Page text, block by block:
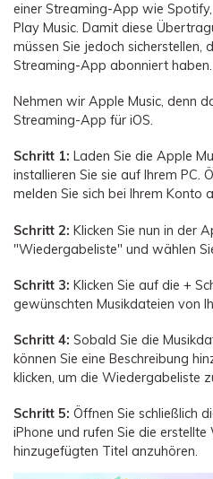
einer Streaming-App wie
Play Music. Damit diese
müssen Sie jedoch sicherstellen,
Streaming-App abonniert haben.
Nehmen wir Apple Music, denn
Streaming-App für iOS.
Schritt 1: Laden Sie die Apple
installieren Sie sie auf Ihrem PC.
melden Sie sich bei Ihrem Konto
Schritt 2: Klicken Sie nun in der
"Wiedergabeliste" und wählen
Schritt 3: Klicken Sie auf die +
gewünschten Musikdateien von
Schritt 4: Sobald Sie die
können Sie eine Beschreibung
klicken, um die Wiedergabeliste
Schritt 5: Öffnen Sie schließlich
iPhone und rufen Sie die
hinzugefügten Titel anzuhören.